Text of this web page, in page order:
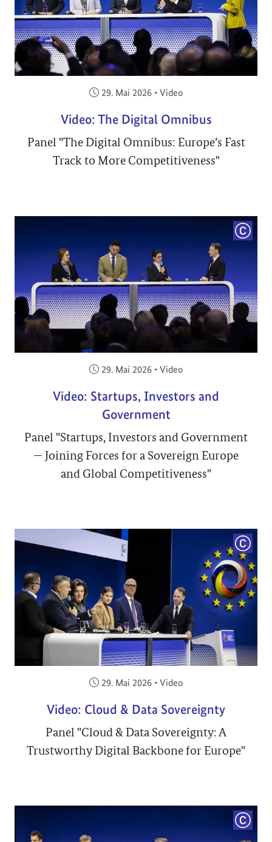
Veröffentlicht am:
29. Mai 2026 • Video
Video: The Digital Omnibus
Panel "The Digital Omnibus: Europe’s Fast
Track to More Competitiveness"
Veröffentlicht am:
29. Mai 2026 • Video
Video: Startups, Investors and
Government
Panel "Startups, Investors and Government
— Joining Forces for a Sovereign Europe
and Global Competitiveness"
Veröffentlicht am:
29. Mai 2026 • Video
Video: Cloud & Data Sovereignty
Panel "Cloud & Data Sovereignty: A
Trustworthy Digital Backbone for Europe"